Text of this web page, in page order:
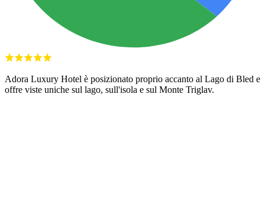
Adora Luxury Hotel è posizionato proprio accanto al Lago di Bled e
offre viste uniche sul lago, sull'isola e sul Monte Triglav.